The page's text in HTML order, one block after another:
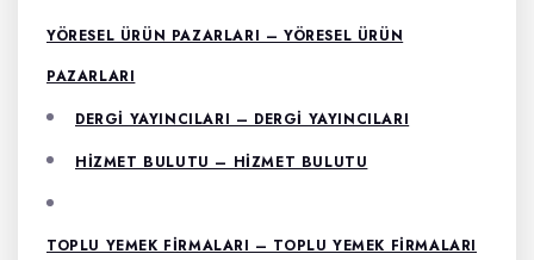
YÖRESEL ÜRÜN PAZARLARI – YÖRESEL ÜRÜN
PAZARLARI
DERGI YAYINCILARI – DERGI YAYINCILARI
HIZMET BULUTU – HIZMET BULUTU
TOPLU YEMEK FIRMALARI – TOPLU YEMEK FIRMALARI